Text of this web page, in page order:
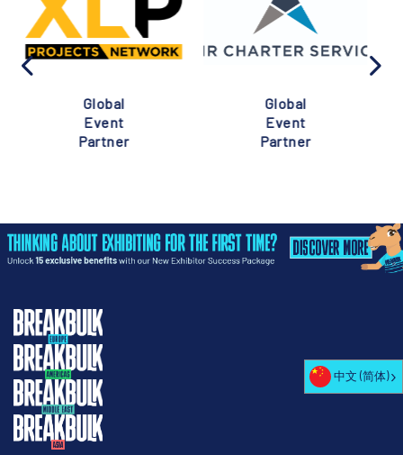
Global
Event
Partner
Global
Event
Partner
中文 (简体)